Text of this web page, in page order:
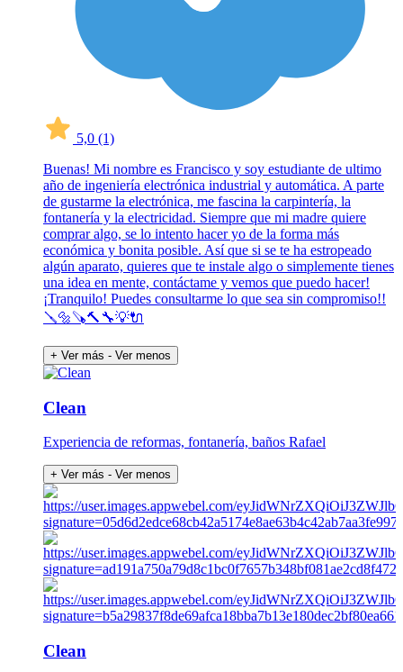
5,0 (1)
Buenas! Mi nombre es Francisco y soy estudiante de ultimo
año de ingeniería electrónica industrial y automática. A parte
de gustarme la electrónica, me fascina la carpintería, la
fontanería y la electricidad. Siempre que mi madre quiere
comprar algo, se lo intento hacer yo de la forma más
económica y bonita posible. Así que si se te ha estropeado
algún aparato, quieres que te instale algo o simplemente tienes
una idea en mente, contáctame y vemos que puedo hacer!
¡Tranquilo! Puedes consultarme lo que sea sin compromiso!!
🪛🔩🪚🔨🔧💡🔌
+ Ver más - Ver menos
Clean
Experiencia de reformas, fontanería, baños Rafael
+ Ver más - Ver menos
Clean